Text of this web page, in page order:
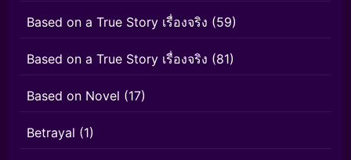
Based on a True Story เรื่องจริง (59)
Based on a True Story เรื่องจริง (81)
Based on Novel (17)
Betrayal (1)